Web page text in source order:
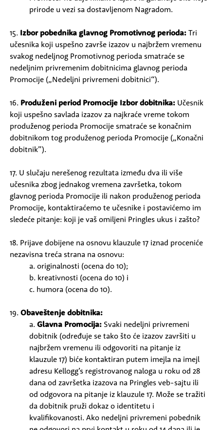
prirode u vezi sa dostavljenom Nagradom.
15. Izbor pobednika glavnog Promotivnog perioda: Tri
učesnika koji uspešno završe izazov u najbržem vremenu
svakog nedeljnog Promotivnog perioda smatraće se
nedeljnim privremenim dobitnicima glavnog perioda
Promocije („Nedeljni privremeni dobitnici“).
16. Produženi period Promocije Izbor dobitnika: Učesnik
koji uspešno savlada izazov za najkraće vreme tokom
produženog perioda Promocije smatraće se konačnim
dobitnikom tog produženog perioda Promocije („Konačni
dobitnik”).
17. U slučaju nerešenog rezultata između dva ili više
učesnika zbog jednakog vremena završetka, tokom
glavnog perioda Promocije ili nakon produženog perioda
Promocije, kontaktiraćemo te učesnike i postavićemo im
sledeće pitanje: koji je vaš omiljeni Pringles ukus i zašto?
18. Prijave dobijene na osnovu klauzule 17 iznad proceniće
nezavisna treća strana na osnovu:
a. originalnosti (ocena do 10);
b. kreativnosti (ocena do 10) i
c. humora (ocena do 10).
19. Obaveštenje dobitnika:
a. Glavna Promocija: Svaki nedeljni privremeni
dobitnik (određuje se tako što će izazov završiti u
najbržem vremenu ili odgovoriti na pitanje iz
klauzule 17) biće kontaktiran putem imejla na imejl
adresu Kellogg’s registrovanog naloga u roku od 28
dana od završetka izazova na Pringles veb-sajtu ili
od odgovora na pitanje iz klauzule 17. Može se tražiti
da dobitnik pruži dokaz o identitetu i
kvalifikovanosti. Ako nedeljni privremeni pobednik